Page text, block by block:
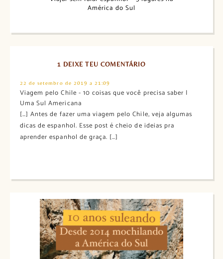
América do Sul
1 DEIXE TEU COMENTÁRIO
22 de setembro de 2019 a 21:09
Viagem pelo Chile - 10 coisas que você precisa saber |
Uma Sul Americana
[…] Antes de fazer uma viagem pelo Chile, veja algumas
dicas de espanhol. Esse post é cheio de ideias pra
aprender espanhol de graça. […]